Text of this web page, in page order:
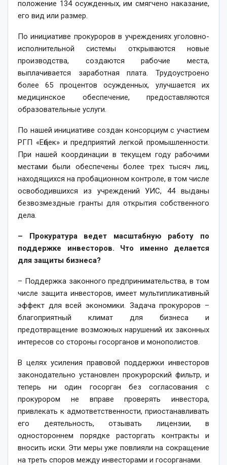
положение 134 осужденных, им смягчено наказание,
его вид или размер.
По инициативе прокуроров в учреждениях уголовно-
исполнительной системы открываются новые
производства, создаются рабочие места,
выплачивается заработная плата. Трудоустроено
более 65 процентов осужденных, улучшается их
медицинское обеспечение, предоставляются
образовательные услуги.
По нашей инициативе соз­дан консорциум с участием
РГП «Еңбек» и предприятий легкой промышленности.
При нашей координации в текущем году рабочими
местами были обеспечены более трех тысяч лиц,
находящихся на пробационном контроле, в том числе
освободившихся из учреждений УИС, 44 выданы
безвозмездные гранты для открытия собственного
дела.
– Прокуратура ведет масштабную работу по
поддерж­ке инвесторов. Что именно делается
для защиты бизнеса?
– Поддержка законного предпринимательства, в том
числе защита инвесторов, имеет мультипликативный
эффект для всей экономики. Задача прокуроров –
благоприятный климат для бизнеса и
предотвращение возможных нарушений их законных
интересов со стороны госорганов и монополистов.
В целях усиления правовой поддержки инвесторов
законодательно установлен прокурорский фильтр, и
теперь ни один госорган без согласования с
прокурором не вправе проверять инвестора,
привлекать к адмответ­ственности, приос­танавливать
его деятельность, отзывать лицензии, в
одностороннем порядке расторгать конт­ракты и
вносить иски. Эти меры уже повлияли на сокращение
на треть споров между инвесторами и госорганами.